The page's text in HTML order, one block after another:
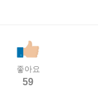
좋아요
59